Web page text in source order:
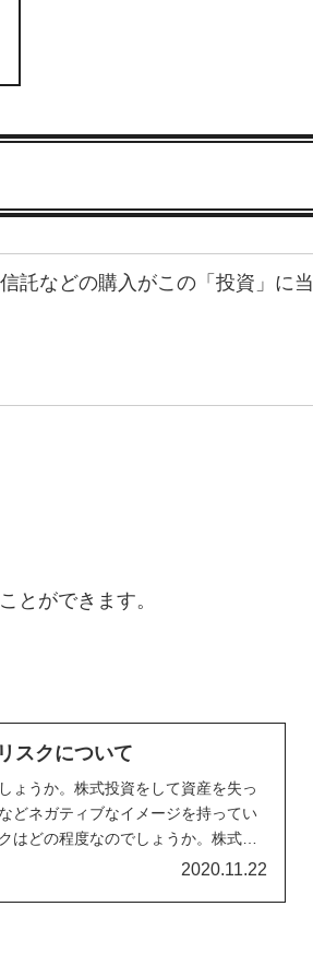
託などの購入がこの「投資」に当
とができます。
スクについて
ょうか。株式投資をして資産を失っ
どネガティブなイメージを持ってい
はどの程度なのでしょうか。株式投
と言えます。具体的な資料を元に説
2020.11.22